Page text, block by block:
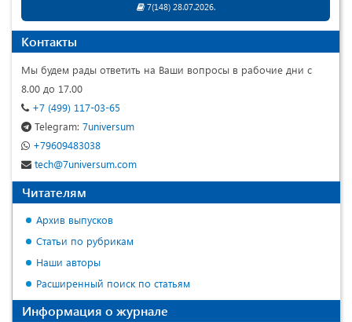
7(148) 28.07.2026.
Контакты
Мы будем рады ответить на Ваши вопросы в рабочие дни с
8.00 до 17.00
+7 (499) 117-03-65
Telegram: 7universum
+79609483038
tech@7universum.com
Читателям
Архив выпусков
Статьи по рубрикам
Наши авторы
Расширенный поиск по статьям
Информация о журнале